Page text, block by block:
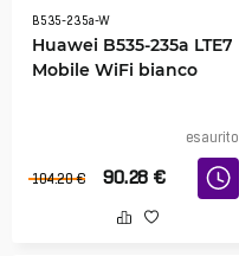
B535-235a-W
Huawei B535-235a LTE7
Mobile WiFi bianco
esaurito
104.20 € 90.28 €